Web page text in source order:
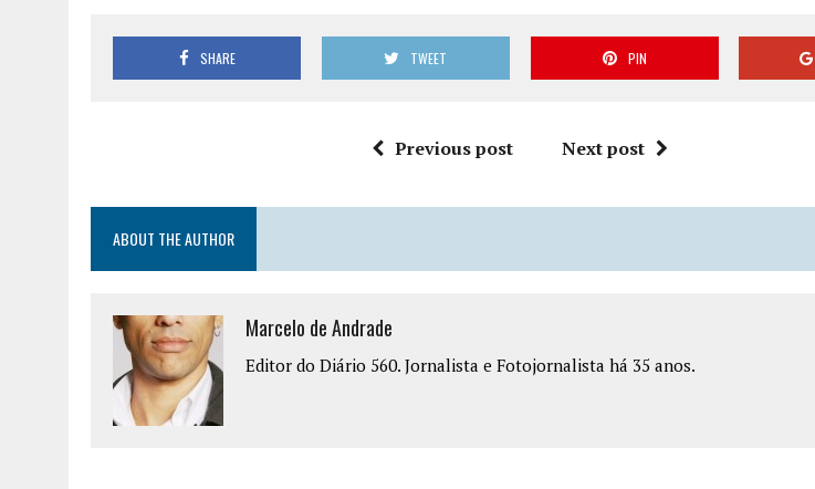
SHARE TWEET PIN
Previous post Next post
ABOUT THE AUTHOR
Marcelo de Andrade
Editor do Diário 560. Jornalista e Fotojornalista há 35 anos.